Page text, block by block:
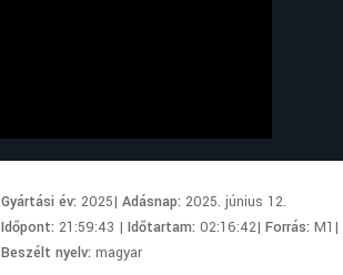
Gyártási év:2025|Adásnap:2025. június 12.
Időpont:21:59:43 |Időtartam:02:16:42|Forrás:M1|
Beszélt nyelv:magyar